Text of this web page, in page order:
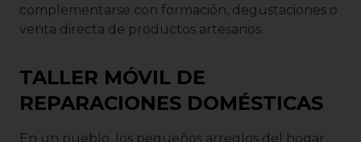
complementarse con formación, degustaciones o
venta directa de productos artesanos.
TALLER MÓVIL DE
REPARACIONES DOMÉSTICAS
En un pueblo, los pequeños arreglos del hogar